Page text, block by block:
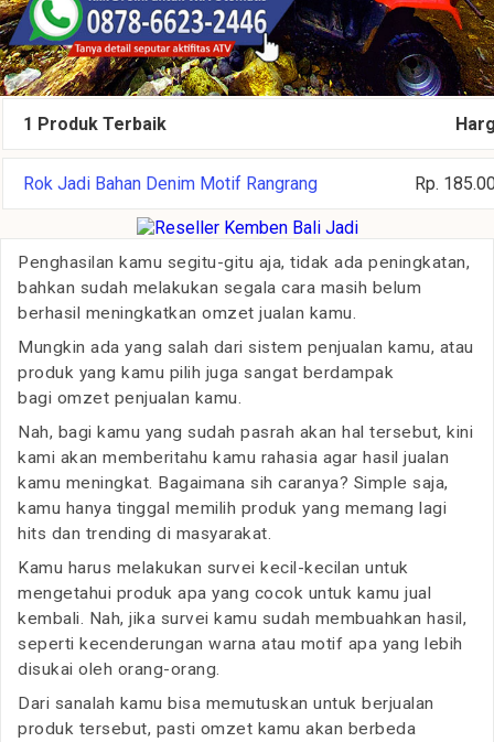
1 Produk Terbaik
Rok Jadi Bahan Denim Motif Rangrang Rp.
Penghasilan kamu segitu-gitu aja, tidak ada peningkatan,
bahkan sudah melakukan segala cara masih belum
berhasil meningkatkan omzet jualan kamu.
Mungkin ada yang salah dari sistem penjualan kamu, atau
produk yang kamu pilih juga sangat berdampak
bagi omzet penjualan kamu.
Nah, bagi kamu yang sudah pasrah akan hal tersebut, kini
kami akan memberitahu kamu rahasia agar hasil jualan
kamu meningkat. Bagaimana sih caranya? Simple saja,
kamu hanya tinggal memilih produk yang memang lagi
hits dan trending di masyarakat.
Kamu harus melakukan survei kecil-kecilan untuk
mengetahui produk apa yang cocok untuk kamu jual
kembali. Nah, jika survei kamu sudah membuahkan hasil,
seperti kecenderungan warna atau motif apa yang lebih
disukai oleh orang-orang.
Dari sanalah kamu bisa memutuskan untuk berjualan
produk tersebut, pasti omzet kamu akan berbeda